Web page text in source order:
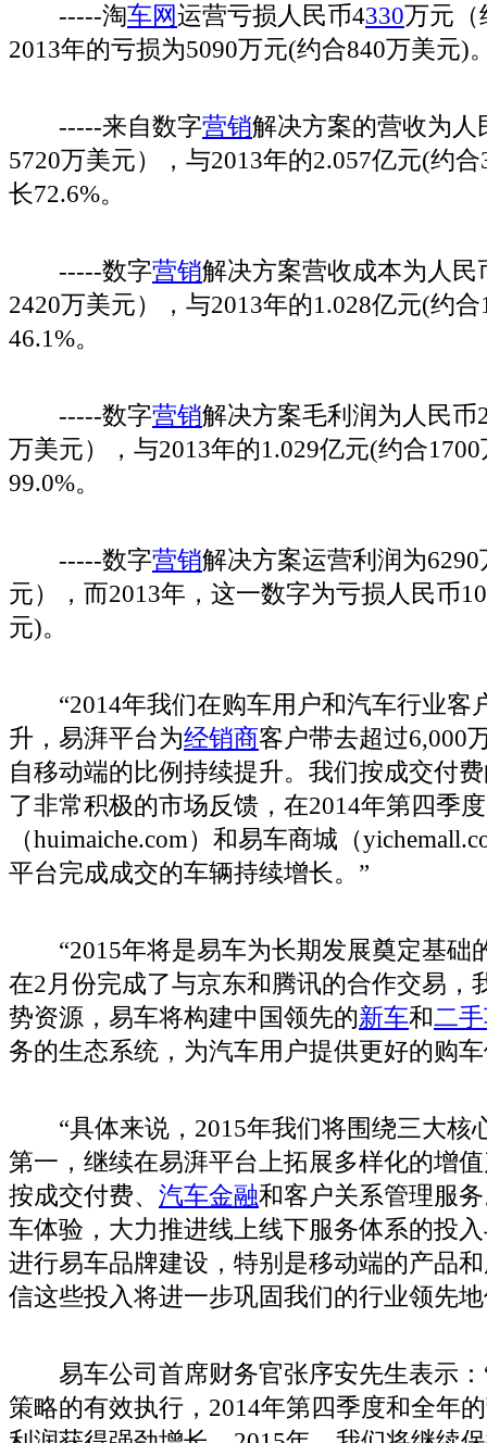
-----淘车网运营亏损人民币4330万元（
2013年的亏损为5090万元(约合840万美元)
-----来自数字营销解决方案的营收为人
5720万美元），与2013年的2.057亿元(约
长72.6%。
-----数字营销解决方案营收成本为人民
2420万美元），与2013年的1.028亿元(约
46.1%。
-----数字营销解决方案毛利润为人民币
万美元），与2013年的1.029亿元(约合
99.0%。
-----数字营销解决方案运营利润为
元），而2013年，这一数字为亏损人民币
元)。
“2014年我们在购车用户和汽车行业客
升，易湃平台为经销商客户带去超过6,000
自移动端的比例持续提升。我们按成交付
了非常积极的市场反馈，在2014年第四季
（huimaiche.com）和易车商城（
平台完成成交的车辆持续增长。”
“2015年将是易车为长期发展奠定基础
在2月份完成了与京东和腾讯的合作交易，
势资源，易车将构建中国领先的新车和二
务的生态系统，为汽车用户提供更好的购
“具体来说，2015年我们将围绕三大核
第一，继续在易湃平台上拓展多样化的增
按成交付费、 汽车金融和客户关系管理服
车体验，大力推进线上线下服务体系的投
进行易车品牌建设，特别是移动端的产品
信这些投入将进一步巩固我们的行业领先
易车公司首席财务官张序安先生表示：
策略的有效执行，2014年第四季度和全年